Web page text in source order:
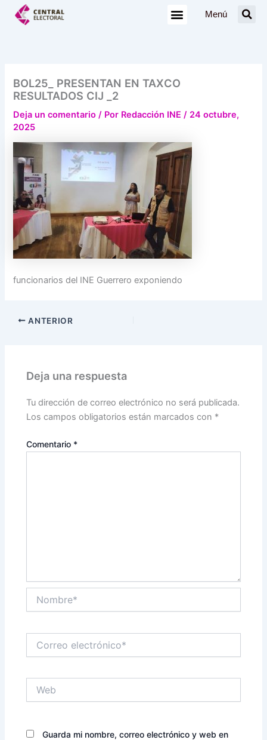
Menú
BOL25_ PRESENTAN EN TAXCO
RESULTADOS CIJ _2
Deja un comentario / Por Redacción INE/ 24 octubre,
2025
funcionarios del INE Guerrero exponiendo
ANTERIOR
Deja una respuesta
Tu dirección de correo electrónico no será publicada.
Los campos obligatorios están marcados con *
Comentario *
electrónico*
Guarda mi nombre, correo electrónico y web en